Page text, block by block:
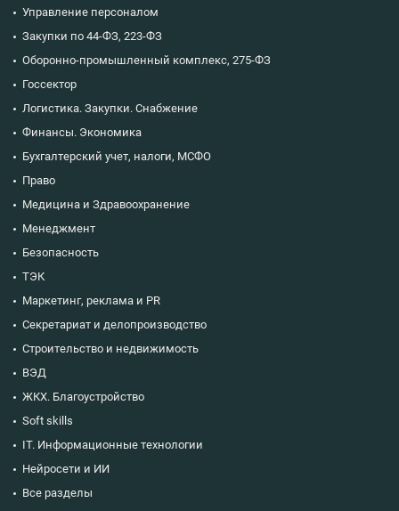
Управление персоналом
Закупки по 44-ФЗ, 223-ФЗ
Оборонно-промышленный комплекс, 275-ФЗ
Госсектор
Логистика. Закупки. Снабжение
Финансы. Экономика
Бухгалтерский учет, налоги, МСФО
Право
Медицина и Здравоохранение
Менеджмент
Безопасность
ТЭК
Маркетинг, реклама и PR
Секретариат и делопроизводство
Строительство и недвижимость
ВЭД
ЖКХ. Благоустройство
Soft skills
IT. Информационные технологии
Нейросети и ИИ
Все разделы